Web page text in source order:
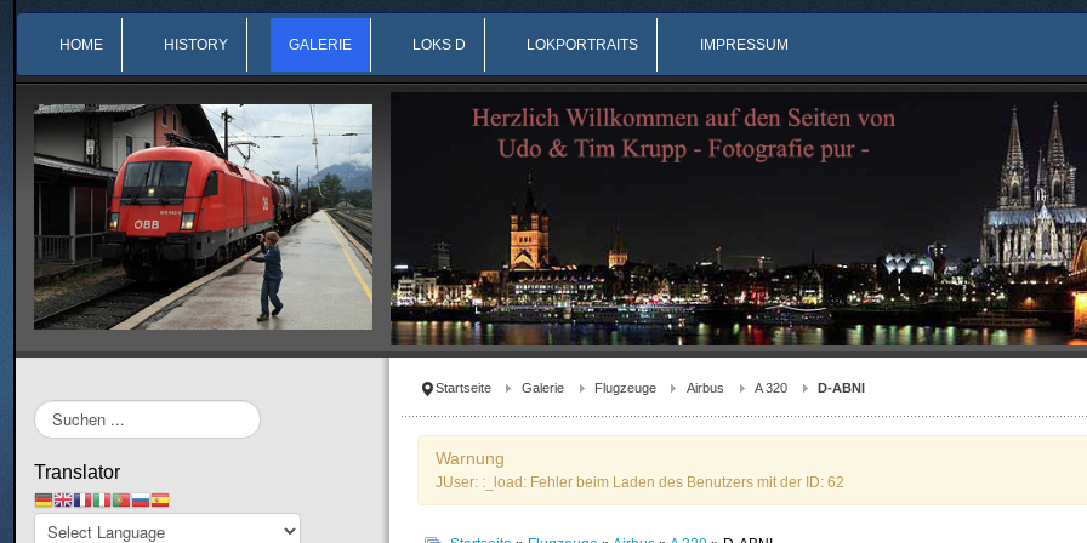
HOME HISTORY GALERIE LOKS D LOKPORTRAITS IMPRESSUM
Startseite Galerie Flugzeuge Airbus A 320 D-ABNI
Warnung
JUser: :_load: Fehler beim Laden des Benutzers mit der ID: 62
Suchen
...
Translator